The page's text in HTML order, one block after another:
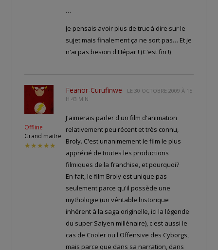
…
Je pensais avoir plus de truc à dire sur le
sujet mais finalement ça ne sort pas… Et je
n'ai pas besoin d'Hépar ! (C'est fin !)
Offline
Grand maitre
★★★★★
Feanor-Curufinwe LE 30 OCTOBRE 2009 À 15
H 43 MIN
J'aimerais parler d'un film d'animation
relativement peu récent et très connu,
Broly. C'est unanimement le film le plus
apprécié de toutes les productions
filmiques de la franchise, et pourquoi?
En fait, le film Broly est unique pas
seulement parce qu'il possède une
mythologie (un véritable historique
inhérent à la saga originelle, ici la légende
du super Saiyen millénaire), c'est aussi le
cas de Cooler ou l'Offensive des Cyborgs,
mais parce que dans sa narration, dans